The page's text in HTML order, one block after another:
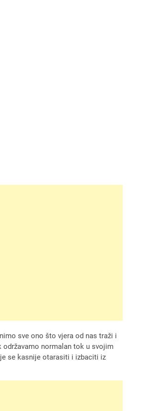
sve ono što vjera od nas traži i
normalan tok u svojim
se kasnije otarasiti i izbaciti iz